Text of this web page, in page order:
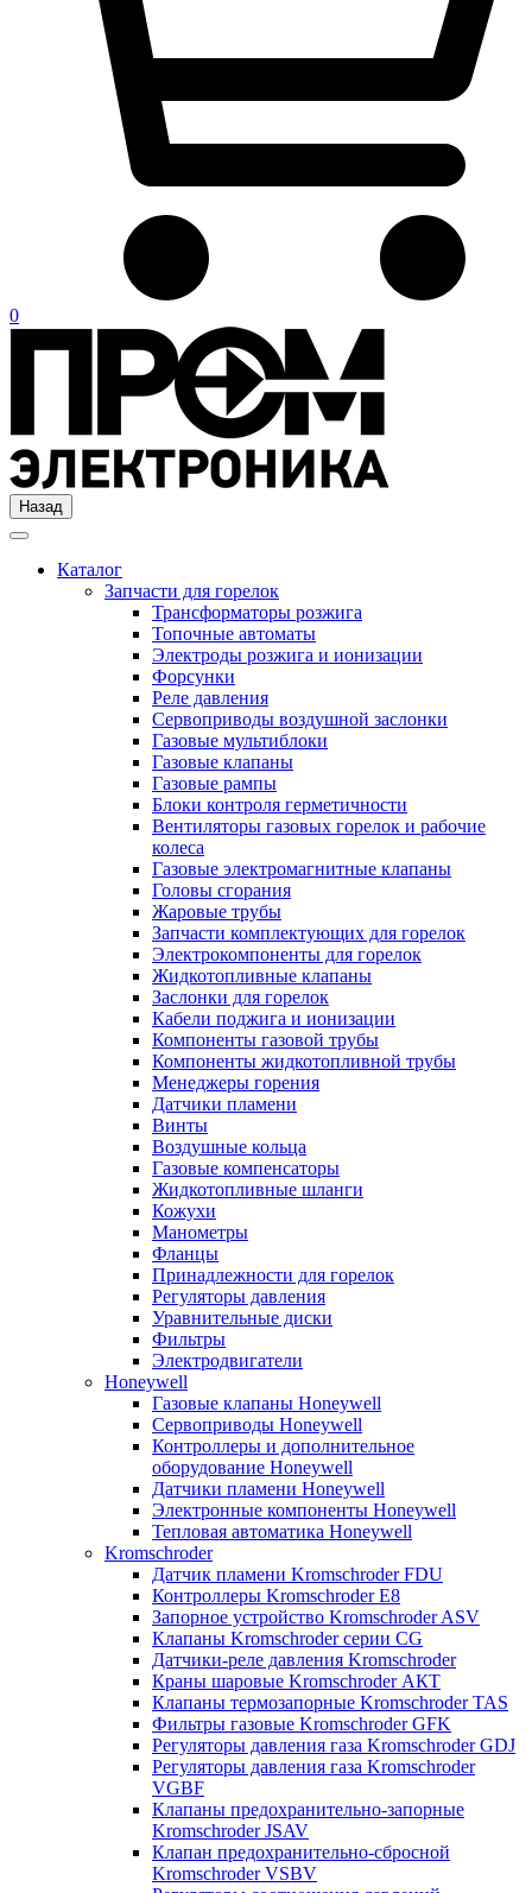
0
Назад
Каталог
Запчасти для горелок
Трансформаторы розжига
Топочные автоматы
Электроды розжига и ионизации
Форсунки
Реле давления
Сервоприводы воздушной заслонки
Газовые мультиблоки
Газовые клапаны
Газовые рампы
Блоки контроля герметичности
Вентиляторы газовых горелок и рабочие
колеса
Газовые электромагнитные клапаны
Головы сгорания
Жаровые трубы
Запчасти комплектующих для горелок
Электрокомпоненты для горелок
Жидкотопливные клапаны
Заслонки для горелок
Кабели поджига и ионизации
Компоненты газовой трубы
Компоненты жидкотопливной трубы
Менеджеры горения
Датчики пламени
Винты
Воздушные кольца
Газовые компенсаторы
Жидкотопливные шланги
Кожухи
Манометры
Фланцы
Принадлежности для горелок
Регуляторы давления
Уравнительные диски
Фильтры
Электродвигатели
Honeywell
Газовые клапаны Honeywell
Сервоприводы Honeywell
Контроллеры и дополнительное
оборудование Honeywell
Датчики пламени Honeywell
Электронные компоненты Honeywell
Тепловая автоматика Honeywell
Kromschroder
Датчик пламени Kromschroder FDU
Контроллеры Kromschroder E8
Запорное устройство Kromschroder ASV
Клапаны Kromschroder серии CG
Датчики-реле давления Kromschroder
Краны шаровые Kromschroder АКТ
Клапаны термозапорные Kromschroder TAS
Фильтры газовые Kromschroder GFK
Регуляторы давления газа Kromschroder GDJ
Регуляторы давления газа Kromschroder
VGBF
Клапаны предохранительно-запорные
Kromschroder JSAV
Клапан предохранительно-сбросной
Kromschroder VSBV